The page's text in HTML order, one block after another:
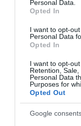
Personal Data.
Opted In
I want to opt-
Personal Data
Opted In
I want to opt-
Retention,
Personal Data
Purposes for
Opted Out
Google
aerodinamikai
rekorddöntésben.
fél-slick
tapadást a 470
A BYD nagy